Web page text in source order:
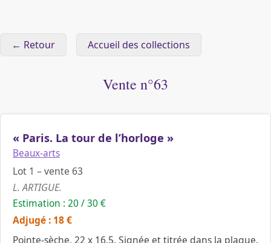
← Retour Accueil des collections
Vente n°63
« Paris. La tour de l’horloge »
Beaux-arts
Lot 1 – vente 63
L. ARTIGUE.
Estimation : 20 / 30 €
Adjugé : 18 €
Pointe-sèche, 22 x 16,5. Signée et titrée dans la plaque.